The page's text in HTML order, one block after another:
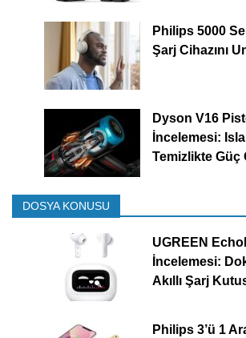
Philips 5000
Şarj Cihazını
Dyson V16
İncelemesi:
Temizlikte Güç
DOSYA KONUSU
UGREEN
İncelemesi:
Akıllı Şarj
Philips 3’ü 1